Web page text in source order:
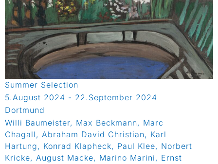
Summer Selection
5.August 2024 - 22.September 2024
Dortmund
Willi Baumeister, Max Beckmann, Marc
Chagall, Abraham David Christian, Karl
Hartung, Konrad Klapheck, Paul Klee, Norbert
Kricke, August Macke, Marino Marini, Ernst